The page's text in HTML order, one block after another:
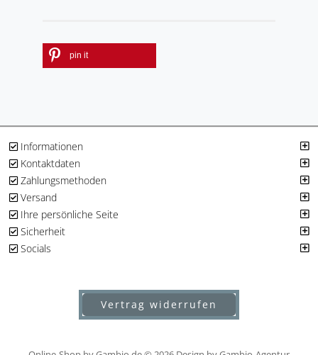
pin it
Informationen
Kontaktdaten
Zahlungsmethoden
Versand
Ihre persönliche Seite
Sicherheit
Socials
Vertrag widerrufen